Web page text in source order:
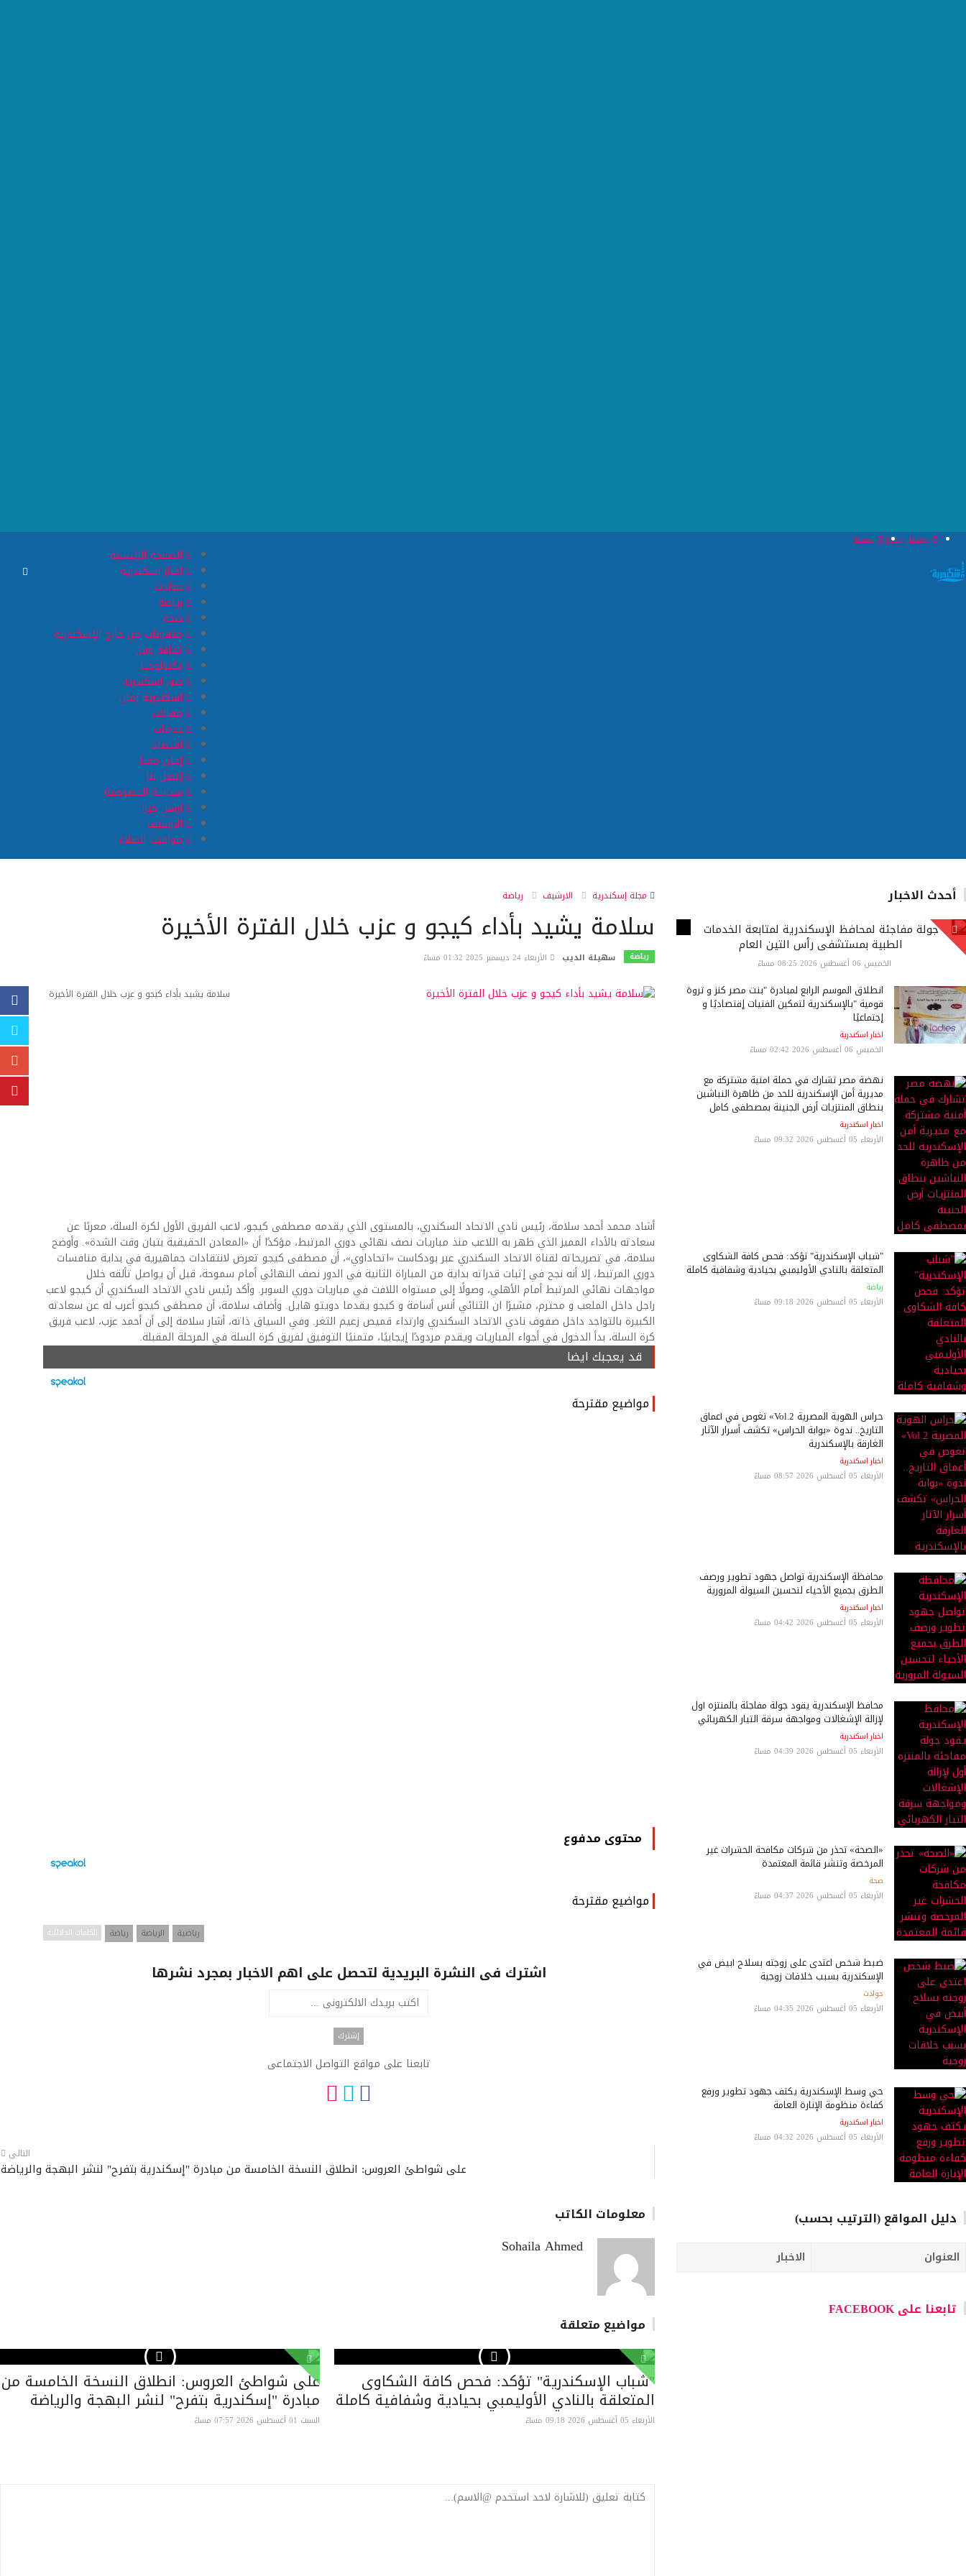
تسجيل دخول تسجيل
الصفحة الرئيسية
اخبار اسكندرية
حوادث
رياضة
صحة
متفرقات من خارج الإسكندرية
ثقافة وفن
تكنولوجيا
صور اسكندرية
اسكندرية زمان
مقالات
خدمات
اقتصاد
إعلن معنا
إتصل بنا
سياسة الخصوصية
ارسل خبرا
الارشيف
مواقيت الصلاة
مجلة إسكندرية الارشيف رياضة
سلامة يشيد بأداء كيجو و عزب خلال الفترة الأخيرة
رياضة سهيلة الديب الأربعاء 24 ديسمبر 2025 01:32 مساءً
سلامة يشيد بأداء كيجو و عزب خلال الفترة الأخيرة
أشاد محمد أحمد سلامة، رئيس نادي الاتحاد السكندري، بالمستوى الذي يقدمه مصطفى كيجو، لاعب الفريق الأول لكرة السلة، معربًا عن
سعادته بالأداء المميز الذي ظهر به اللاعب منذ مباريات نصف نهائي دوري المرتبط، مؤكدًا أن «المعادن الحقيقية بتبان وقت الشدة». وأوضح
سلامة، في تصريحاته لقناة الاتحاد السكندري عبر بودكاست «اتحاداوي»، أن مصطفى كيجو تعرض لانتقادات جماهيرية في بداية منافسات
دوري المرتبط، إلا أنه نجح في إثبات قدراته بداية من المباراة الثانية في الدور نصف النهائي أمام سموحة، قبل أن يواصل تألقه خلال
مواجهات نهائي المرتبط أمام الأهلي، وصولًا إلى مستواه اللافت في مباريات دوري السوبر. وأكد رئيس نادي الاتحاد السكندري أن كيجو لاعب
راجل داخل الملعب و محترم، مشيرًا ان الثنائي أنس أسامة و كيجو يقدما دويتو هايل. وأضاف سلامة، أن مصطفى كيجو أعرب له عن سعادته
الكبيرة بالتواجد داخل صفوف نادي الاتحاد السكندري وارتداء قميص زعيم الثغر. وفي السياق ذاته، أشار سلامة إلى أن أحمد عزب، لاعب فريق
كرة السلة، بدأ الدخول في أجواء المباريات ويقدم مردودًا إيجابيًا، متمنيًا التوفيق لفريق كرة السلة في المرحلة المقبلة.
قد يعجبك ايضا
مواضيع مقترحة
محتوى مدفوع
مواضيع مقترحة
الكلمات الدلائليه رياضة الرياضة رياضية
اشترك فى النشرة البريدية لتحصل على اهم الاخبار بمجرد نشرها
تابعنا على مواقع التواصل الاجتماعى
التالى
على شواطئ العروس: انطلاق النسخة الخامسة من مبادرة "إسكندرية بتفرح" لنشر البهجة والرياضة
معلومات الكاتب
Sohaila Ahmed
مواضيع متعلقة
"شباب الإسكندرية" تؤكد: فحص كافة الشكاوى
المتعلقة بالنادي الأوليمبي بحيادية وشفافية كاملة
الأربعاء 05 أغسطس 2026 09:18 مساءً
على شواطئ العروس: انطلاق النسخة الخامسة من
مبادرة "إسكندرية بتفرح" لنشر البهجة والرياضة
السبت 01 أغسطس 2026 07:57 مساءً
أحدث الاخبار
جولة مفاجئة لمحافظ الإسكندرية لمتابعة الخدمات
الطبية بمستشفى رأس التين العام
الخميس 06 أغسطس 2026 08:25 مساءً
انطلاق الموسم الرابع لمبادرة "بنت مصر كنز و ثروة
قومية "بالإسكندرية لتمكين الفتيات إقتصاديًا و
إجتماعيًا
اخبار اسكندرية
الخميس 06 أغسطس 2026 02:42 مساءً
نهضة مصر تشارك في حملة أمنية مشتركة مع
مديرية أمن الإسكندرية للحد من ظاهرة النباشين
بنطاق المنتزيات أرض الجنينة بمصطفى كامل
اخبار اسكندرية
الأربعاء 05 أغسطس 2026 09:32 مساءً
"شباب الإسكندرية" تؤكد: فحص كافة الشكاوى
المتعلقة بالنادي الأوليمبي بحيادية وشفافية كاملة
رياضة
الأربعاء 05 أغسطس 2026 09:18 مساءً
حراس الهوية المصرية Vol.2» تغوص في أعماق
التاريخ.. ندوة «بوابة الحراس» تكشف أسرار الآثار
الغارقة بالإسكندرية
اخبار اسكندرية
الأربعاء 05 أغسطس 2026 08:57 مساءً
محافظة الإسكندرية تواصل جهود تطوير ورصف
الطرق بجميع الأحياء لتحسين السيولة المرورية
اخبار اسكندرية
الأربعاء 05 أغسطس 2026 04:42 مساءً
محافظ الإسكندرية يقود جولة مفاجئة بالمنتزه أول
لإزالة الإشغالات ومواجهة سرقة التيار الكهربائي
اخبار اسكندرية
الأربعاء 05 أغسطس 2026 04:39 مساءً
«الصحة» تحذر من شركات مكافحة الحشرات غير
المرخصة وتنشر قائمة المعتمدة
صحة
الأربعاء 05 أغسطس 2026 04:37 مساءً
ضبط شخص اعتدى على زوجته بسلاح أبيض في
الإسكندرية بسبب خلافات زوجية
حوادث
الأربعاء 05 أغسطس 2026 04:35 مساءً
حي وسط الإسكندرية يكثف جهود تطوير ورفع
كفاءة منظومة الإنارة العامة
اخبار اسكندرية
الأربعاء 05 أغسطس 2026 04:32 مساءً
دليل المواقع (الترتيب بحسب)
العنوان الاخبار
تابعنا على FACEBOOK